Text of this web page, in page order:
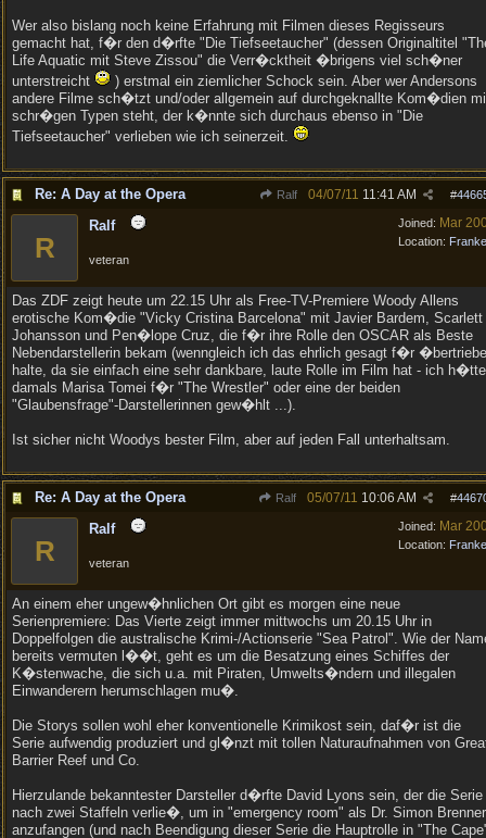
Wer also bislang noch keine Erfahrung mit Filmen dieses Regisseurs
gemacht hat, f�r den d�rfte "Die Tiefseetaucher" (dessen Originaltitel
Life Aquatic mit Steve Zissou" die Verr�cktheit �brigens viel sch�ner
unterstreicht
) erstmal ein ziemlicher Schock sein. Aber wer Andersons
andere Filme sch�tzt und/oder allgemein auf durchgeknallte Kom�dien
schr�gen Typen steht, der k�nnte sich durchaus ebenso in "Die
Tiefseetaucher" verlieben wie ich seinerzeit.
Re: A Day at the Opera Ralf #
04/07/11 11:41 AM
Joined: Mar
Location:
R
Ralf
veteran
Das ZDF zeigt heute um 22.15 Uhr als Free-TV-Premiere Woody Allens
erotische Kom�die "Vicky Cristina Barcelona" mit Javier Bardem, Scarlett
Johansson und Pen�lope Cruz, die f�r ihre Rolle den OSCAR als Beste
Nebendarstellerin bekam (wenngleich ich das ehrlich gesagt f�r
halte, da sie einfach eine sehr dankbare, laute Rolle im Film hat - ich h�tte
damals Marisa Tomei f�r "The Wrestler" oder eine der beiden
"Glaubensfrage"-Darstellerinnen gew�hlt ...).
Ist sicher nicht Woodys bester Film, aber auf jeden Fall unterhaltsam.
Re: A Day at the Opera Ralf #
05/07/11 10:06 AM
Joined: Mar
Location:
R
Ralf
veteran
An einem eher ungew�hnlichen Ort gibt es morgen eine neue
Serienpremiere: Das Vierte zeigt immer mittwochs um 20.15 Uhr in
Doppelfolgen die australische Krimi-/Actionserie "Sea Patrol". Wie der
bereits vermuten l��t, geht es um die Besatzung eines Schiffes der
K�stenwache, die sich u.a. mit Piraten, Umwelts�ndern und illegalen
Einwanderern herumschlagen mu�.
Die Storys sollen wohl eher konventionelle Krimikost sein, daf�r ist die
Serie aufwendig produziert und gl�nzt mit tollen Naturaufnahmen von
Barrier Reef und Co.
Hierzulande bekanntester Darsteller d�rfte David Lyons sein, der die Serie
nach zwei Staffeln verlie�, um in "emergency room" als Dr. Simon Brenner
anzufangen (und nach Beendigung dieser Serie die Hauptrolle in "The